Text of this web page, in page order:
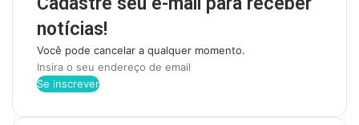
notícias!
Você pode cancelar a qualquer momento.
I
n
i